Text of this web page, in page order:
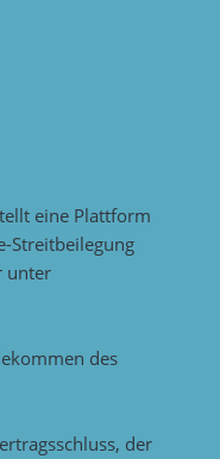
eine Plattform
Streitbeilegung
unter
des
der